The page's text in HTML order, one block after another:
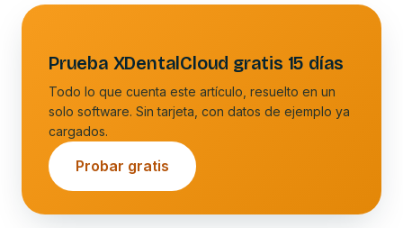
Prueba XDentalCloud gratis 15 días
Todo lo que cuenta este artículo, resuelto en un
solo software. Sin tarjeta, con datos de ejemplo ya
cargados.
Probar gratis